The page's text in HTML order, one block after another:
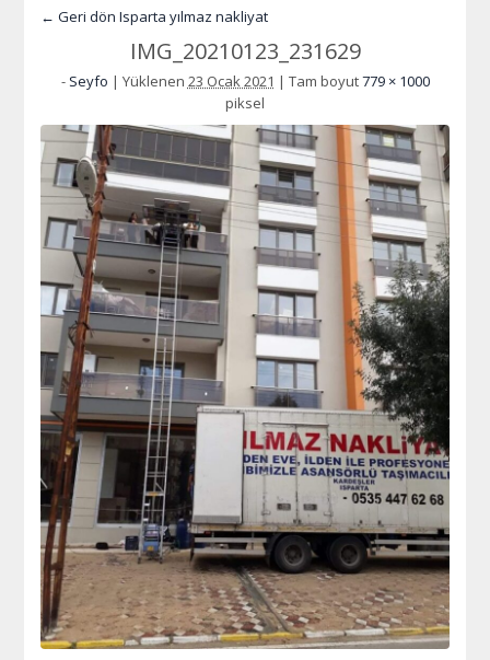
← Geri dön Isparta yılmaz nakliyat
IMG_20210123_231629
- Seyfo | Yüklenen 23 Ocak 2021 | Tam boyut779 × 1000
piksel